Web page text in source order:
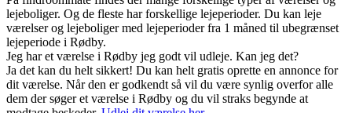
lejeboliger. Og de fleste har forskellige lejeperioder. Du kan leje
værelser og lejeboliger med lejeperioder fra 1 måned til ubegrænset
lejeperiode i Rødby.
Jeg har et værelse i Rødby jeg godt vil udleje. Kan jeg det?
Ja det kan du helt sikkert! Du kan helt gratis oprette en annonce for
dit værelse. Når den er godkendt så vil du være synlig overfor alle
dem der søger et værelse i Rødby og du vil straks begynde at